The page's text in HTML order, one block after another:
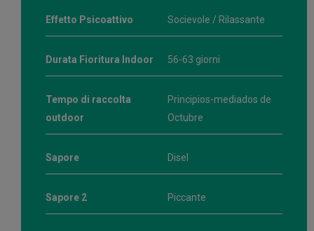
Effetto Psicoattivo Socievole / Rilassante
Durata Fioritura Indoor 56-63 giorni
Tempo di raccolta
outdoor
Principios-mediados de
Octubre
Sapore Disel
Sapore 2 Piccante